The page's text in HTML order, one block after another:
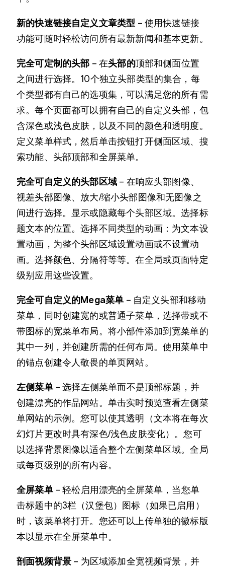
新的快速链接自定义文章类型 – 使用快速链接
功能可随时轻松访问所有最新新闻和基本更新。
完全可定制的头部 – 在头部的顶部和侧面位置
之间进行选择。10个独立头部类型的集合，每
个类型都有自己的选项集，可以满足您的所有需
求。每个页面都可以拥有自己的自定义头部，包
含深色或浅色皮肤，以及不同的颜色和透明度。
定义菜单样式，然后单击按钮打开侧面区域、搜
索功能、头部顶部和全屏菜单。
完全可自定义的头部区域– 在响应头部图像、
视差头部图像、放大/缩小头部图像和无图像之
间进行选择。显示或隐藏每个头部区域。选择标
题文本的位置。选择不同类型的动画：为文本设
置动画，为整个头部区域设置动画或不设置动
画。选择颜色、分隔符等等。在全局或页面特定
级别应用这些设置。
完全可自定义的Mega菜单 – 自定义头部和移动
菜单，同时创建宽的或普通子菜单，选择带或不
带图标的宽菜单布局。将小部件添加到宽菜单的
其中一列，并创建所需的任何布局。使用菜单中
的锚点创建令人敬畏的单页网站。
左侧菜单– 选择左侧菜单而不是顶部标题，并
创建漂亮的作品网站。单击实时预览查看左侧菜
单网站的示例。您可以使其透明（文本将在每次
幻灯片更改时具有深色/浅色皮肤变化）。您可
以选择背景图像以适合整个左侧菜单区域。全局
或每页级别的所有内容。
全屏菜单– 轻松启用漂亮的全屏菜单，当您单
击标题中的3栏（汉堡包）图标（如果已启用）
时，该菜单将打开。您还可以上传单独的徽标版
本以显示在全屏菜单中。
剖面视频背景 – 为区域添加全宽视频背景，并